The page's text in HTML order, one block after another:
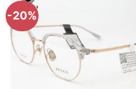
có
nhiều
biến
thể.
Các
-20%